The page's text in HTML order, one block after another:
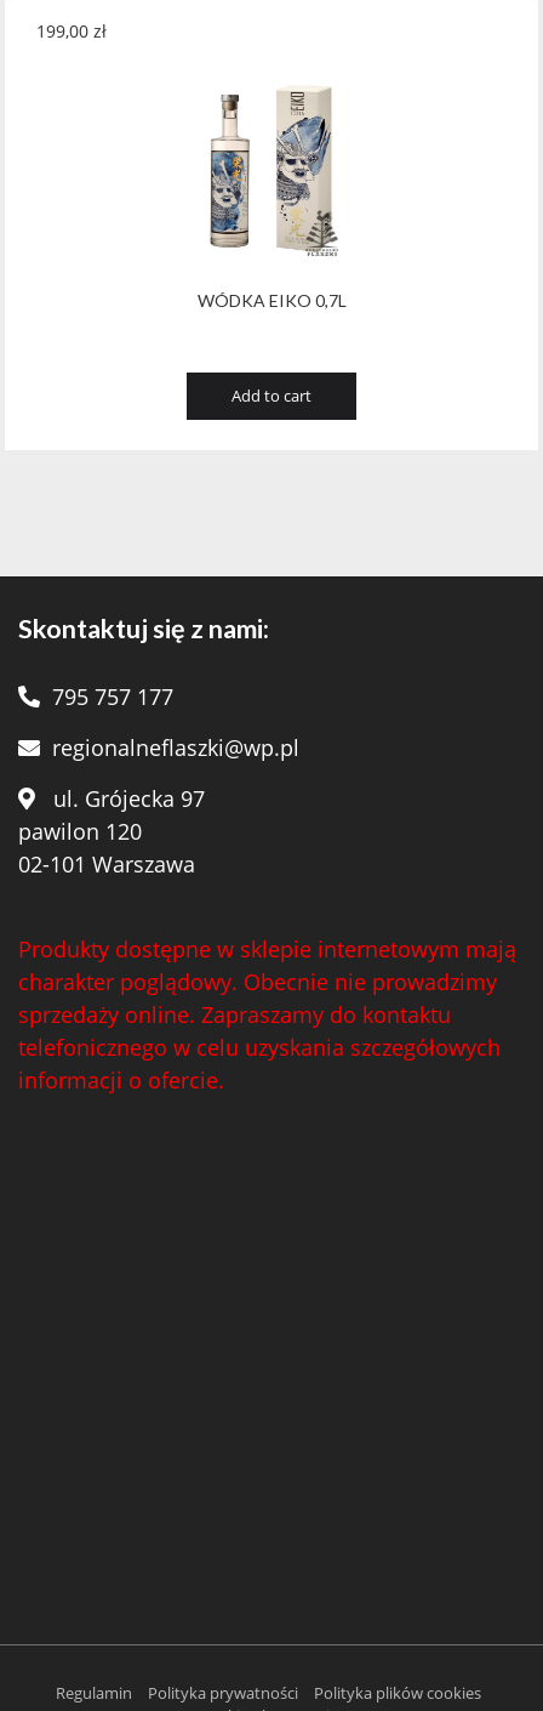
WÓDKA EIKO 0,7L
199,00 zł
Add to cart
Skontaktuj się z nami:
795 757 177
regionalneflaszki@wp.pl
ul. Grójecka 97
pawilon 120
02-101 Warszawa
Produkty dostępne w sklepie internetowym mają
charakter poglądowy. Obecnie nie prowadzimy
sprzedaży online. Zapraszamy do kontaktu
telefonicznego w celu uzyskania szczegółowych
informacji o ofercie.
Regulamin Polityka prywatności
Polityka plików cookies